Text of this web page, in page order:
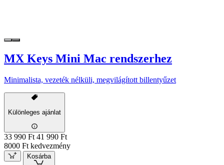
MX Keys Mini Mac rendszerhez
Minimalista, vezeték nélküli, megvilágított billentyűzet
Különleges ajánlat
33 990 Ft 41 990 Ft
8000 Ft kedvezmény
Kosárba